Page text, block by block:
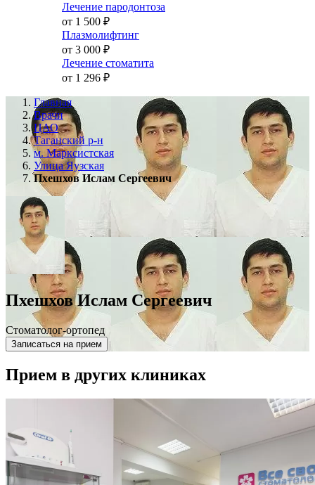
Лечение пародонтоза
от 1 500 ₽
Плазмолифтинг
от 3 000 ₽
Лечение стоматита
от 1 296 ₽
Главная
Врачи
ЦАО
Таганский р-н
м. Марксистская
Улица Яузская
Пхешхов Ислам Сергеевич
Пхешхов Ислам Сергеевич
Стоматолог-ортопед
Записаться на прием
Прием в других клиниках